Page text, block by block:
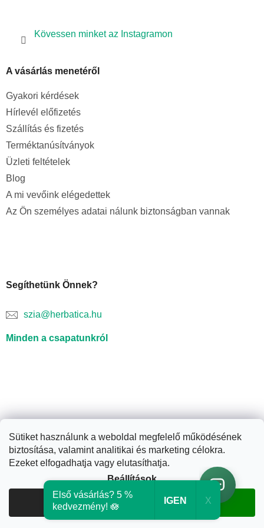
Sütiket használunk a weboldal megfelelő működésének
biztosítása, valamint analitikai és marketing célokra.
Ezeket elfogadhatja vagy elutasíthatja.
Beállítások
Elutasítom Elfogadom
Kövessen minket az Instagramon
A vásárlás menetéről
Gyakori kérdések
Hírlevél előfizetés
Szállítás és fizetés
Terméktanúsítványok
Üzleti feltételek
Blog
A mi vevőink elégedettek
Az Ön személyes adatai nálunk biztonságban vannak
Segíthetünk Önnek?
szia@herbatica.hu
Minden a csapatunkról
Shoptet készítette
Copyright 2026 Herbatica.hu . Minden jog fenntartva.Süti
beállítások szerkesztése
Első vásárlás? 5 %
kedvezmény! 🪷
IGEN X